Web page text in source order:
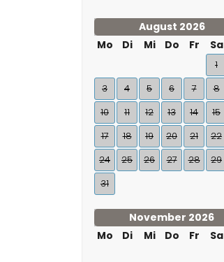
August 2026
Mo
Di Mi Do Fr Sa
1
3
4 5 6 7 8
10
11 12 13 14 15
17
18 19 20 21 22
24
25 26 27 28 29
31
November 2026
Mo
Di Mi Do Fr Sa